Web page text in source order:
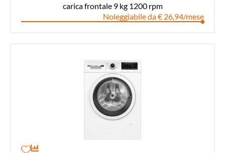
carica frontale 9 kg 1200 rpm
Noleggiabile da € 26,94/mese